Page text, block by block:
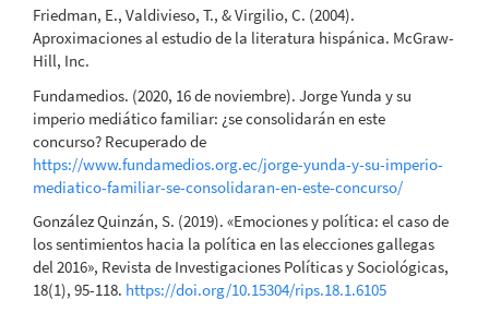
Friedman, E., Valdivieso, T., & Virgilio, C. (2004).
Aproximaciones al estudio de la literatura hispánica. McGraw-
Hill, Inc.
Fundamedios. (2020, 16 de noviembre). Jorge Yunda y su
imperio mediático familiar: ¿se consolidarán en este
concurso? Recuperado de
https://www.fundamedios.org.ec/jorge-yunda-y-su-imperio-
mediatico-familiar-se-consolidaran-en-este-concurso/
González Quinzán, S. (2019). «Emociones y política: el caso de
los sentimientos hacia la política en las elecciones gallegas
del 2016», Revista de Investigaciones Políticas y Sociológicas,
18(1), 95-118. https://doi.org/10.15304/rips.18.1.6105